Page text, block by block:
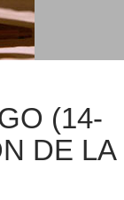
(14-
DE LA